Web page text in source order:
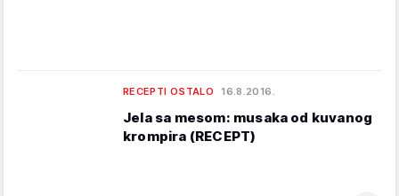
RECEPTI OSTALO 16.8.2016.
Jela sa mesom: musaka od kuvanog
krompira (RECEPT)